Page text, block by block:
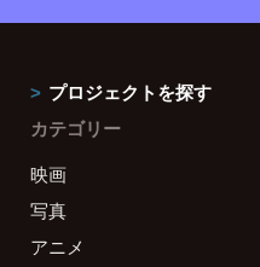
プロジェクトを探す
カテゴリー
映画
写真
アニメ